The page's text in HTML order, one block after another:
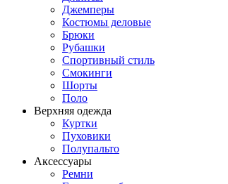
Джемперы
Костюмы деловые
Брюки
Рубашки
Спортивный стиль
Смокинги
Шорты
Поло
Верхняя одежда
Куртки
Пуховики
Полупальто
Аксессуары
Ремни